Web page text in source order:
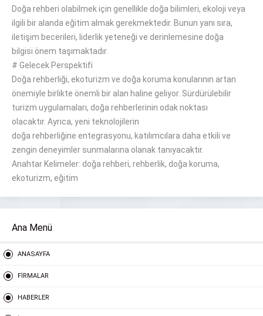
Doğa rehberi olabilmek için genellikle doğa bilimleri, ekoloji veya
ilgili bir alanda eğitim almak gerekmektedir. Bunun yanı sıra,
iletişim becerileri, liderlik yeteneği ve derinlemesine doğa
bilgisi önem taşımaktadır.
# Gelecek Perspektifi
Doğa rehberliği, ekoturizm ve doğa koruma konularının artan
önemiyle birlikte önemli bir alan haline geliyor. Sürdürülebilir
turizm uygulamaları, doğa rehberlerinin odak noktası
olacaktır. Ayrıca, yeni teknolojilerin
doğa rehberliğine entegrasyonu, katılımcılara daha etkili ve
zengin deneyimler sunmalarına olanak tanıyacaktır.
Anahtar Kelimeler: doğa rehberi, rehberlik, doğa koruma,
ekoturizm, eğitim
Ana Menü
ANASAYFA
FİRMALAR
HABERLER